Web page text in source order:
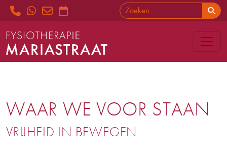
WAAR WE VOOR STAAN
VRIJHEID IN BEWEGEN